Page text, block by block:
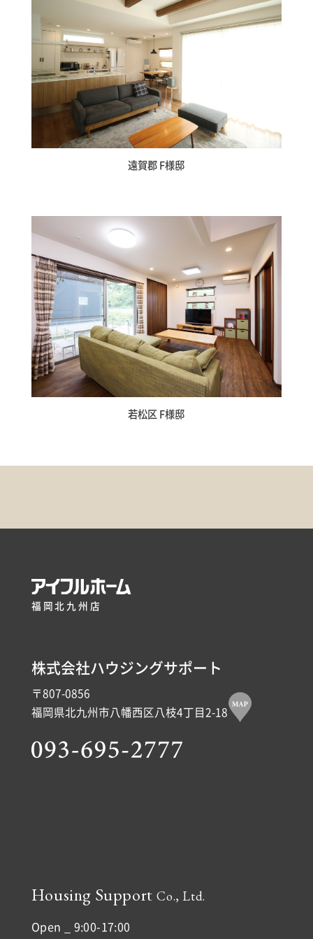
土地情報
インフォメーション
遠賀郡 F様邸
若松区 F様邸
福岡北九州店
株式会社ハウジングサポート
〒807-0856
福岡県北九州市八幡西区八枝4丁目2-18
Housing SupportCo., Ltd.
Open _ 9:00-17:00